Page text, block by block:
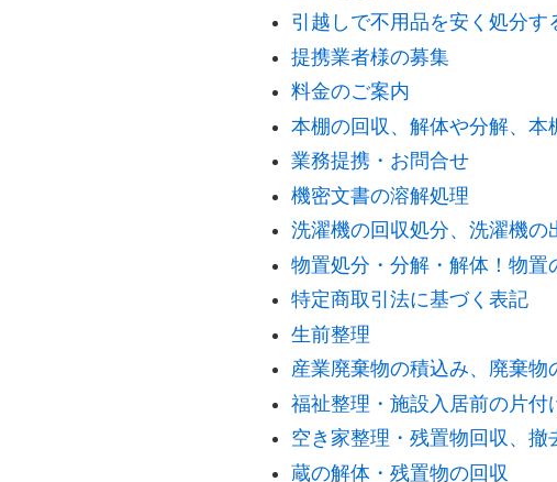
引越しで不用品を安く処分す
提携業者様の募集
料金のご案内
本棚の回収、解体や分解、本
業務提携・お問合せ
機密文書の溶解処理
洗濯機の回収処分、洗濯機の
物置処分・分解・解体！物置
特定商取引法に基づく表記
生前整理
産業廃棄物の積込み、廃棄物
福祉整理・施設入居前の片付
空き家整理・残置物回収、撤
蔵の解体・残置物の回収